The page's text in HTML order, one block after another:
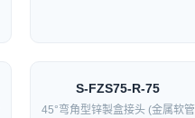
S-FZS75-R-75
45°弯角型锌製盒接头 (金属软管